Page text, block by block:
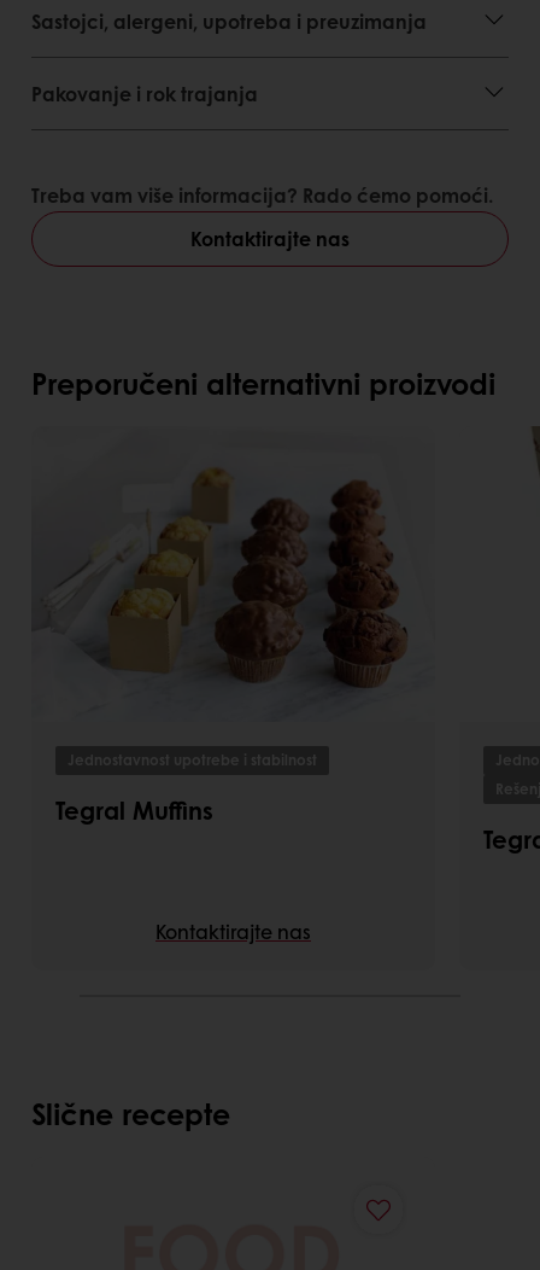
Sastojci, alergeni, upotreba i preuzimanja
Pakovanje i rok trajanja
Treba vam više informacija? Rado ćemo pomoći.
Kontaktirajte nas
Preporučeni alternativni proizvodi
Jednostavnost upotrebe i stabilnost
Tegral Muffins
Kontaktirajte nas
Slične recepte